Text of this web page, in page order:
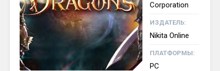
Corporation
ИЗДАТЕЛЬ:
Nikita Online
ПЛАТФОРМЫ:
PC